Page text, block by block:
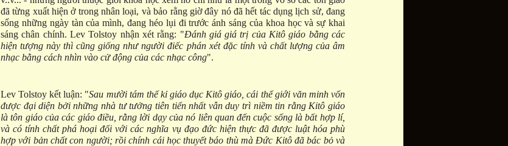
đã từng xuất hiện ở trong nhân loại, và bảo rằng giờ đây nó đã hết tác dụng lịch sử, đang
sống những ngày tàn của mình, đang héo lụi đi trước ánh sáng của khoa học và sự khai
sáng chân chính. Lev Tolstoy nhận xét rằng: "Đánh giá giá trị của Kitô giáo bằng các
hiện tượng này thì cũng giống như người điếc phán xét đặc tính và chất lượng của âm
nhạc bằng cách nhìn vào cử động của các nhạc công".
Lev Tolstoy kết luận: "Sau mười tám thế kỉ giáo dục Kitô giáo, cái thế giới văn minh vốn
được đại diện bởi những nhà tư tưởng tiên tiến nhất vẫn duy trì niềm tin rằng Kitô giáo
là tôn giáo của các giáo điều, rằng lời dạy của nó liên quan đến cuộc sống là bất hợp lí,
và có tính chất phá hoại đối với các nghĩa vụ đạo đức hiện thực đã được luật hóa phù
hợp với bản chất con người; rồi chính cái học thuyết báo thù mà Đức Kitô đã bác bỏ và